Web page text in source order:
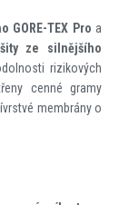
GORE-TEX Pro a
ze silnějšího
rizikových
cenné gramy
membrány o